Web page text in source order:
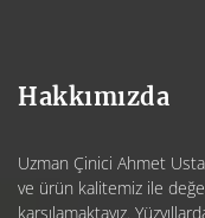
Hakkımızda
Uzman Çinici Ahmet
ve ürün kalitemiz ile
karşılamaktayız.